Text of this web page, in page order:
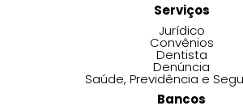
Serviços
Jurídico
Convênios
Dentista
Denúncia
Saúde, Previdência e
Bancos